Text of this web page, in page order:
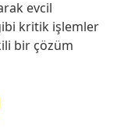
evcil
kritik işlemler
bir çözüm